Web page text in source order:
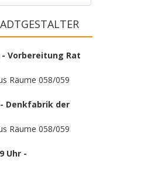
- Vorbereitung Rat
Räume 058/059
- Denkfabrik der
Räume 058/059
Uhr -